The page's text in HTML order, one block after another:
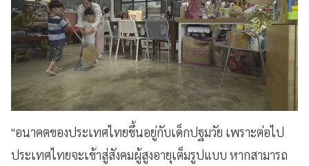
"อนาคตของประเทศไทยขึ้นอยู่กับเด็กปฐมวัย เพราะต่อไป
ประเทศไทยจะเข้าสู่สังคมผู้สูงอายุเต็มรูปแบบ หากสามารถ